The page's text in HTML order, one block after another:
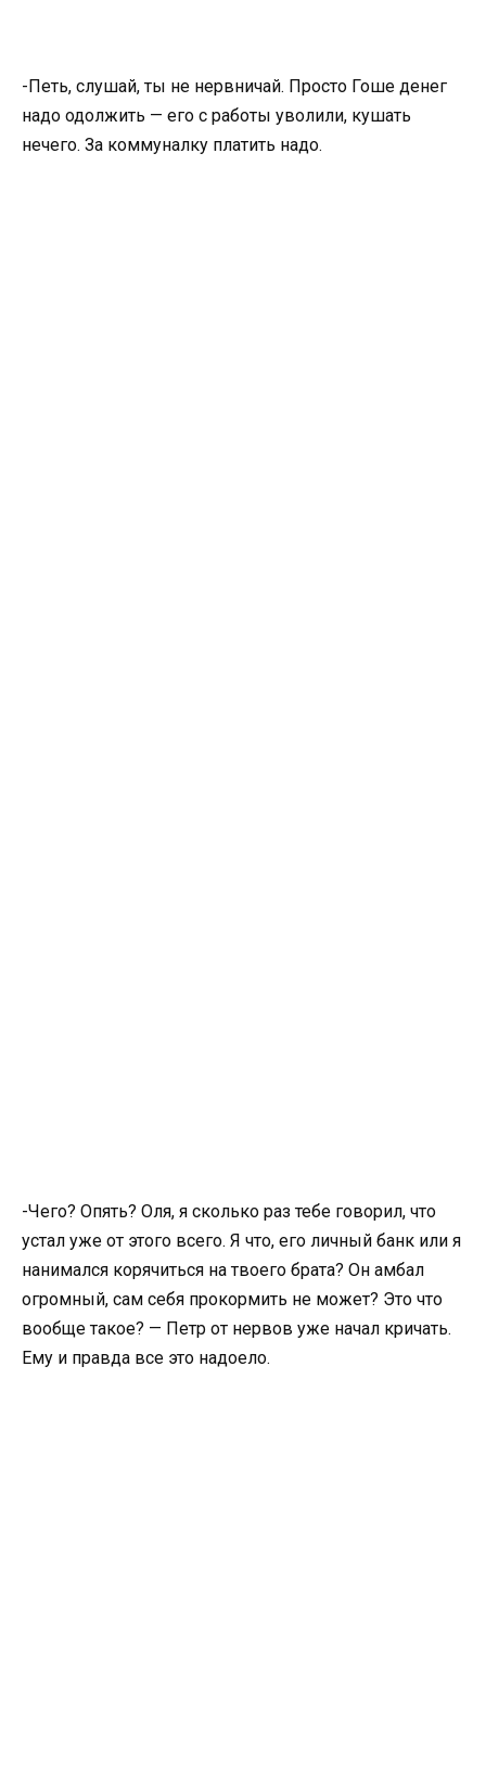
-Петь, слушай, ты не нервничай. Просто Гоше денег
надо одолжить — его с работы уволили, кушать
нечего. За коммуналку платить надо.
-Чего? Опять? Оля, я сколько раз тебе говорил, что
устал уже от этого всего. Я что, его личный банк или я
нанимался корячиться на твоего брата? Он амбал
огромный, сам себя прокормить не может? Это что
вообще такое? — Петр от нервов уже начал кричать.
Ему и правда все это надоело.